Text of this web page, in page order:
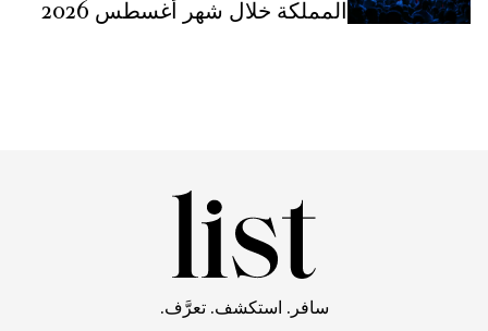
المملكة خلال شهر أغسطس 2026
سافر. استكشف. تعرَّف.